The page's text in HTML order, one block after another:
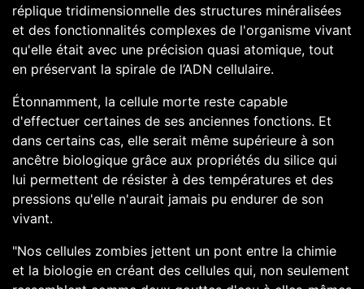
réplique tridimensionnelle des structures minéralisées
et des fonctionnalités complexes de l'organisme vivant
qu'elle était avec une précision quasi atomique, tout
en préservant la spirale de l’ADN cellulaire.
Étonnamment, la cellule morte reste capable
d'effectuer certaines de ses anciennes fonctions. Et
dans certains cas, elle serait même supérieure à son
ancêtre biologique grâce aux propriétés du silice qui
lui permettent de résister à des températures et des
pressions qu'elle n'aurait jamais pu endurer de son
vivant.
"Nos cellules zombies jettent un pont entre la chimie
et la biologie en créant des cellules qui, non seulement